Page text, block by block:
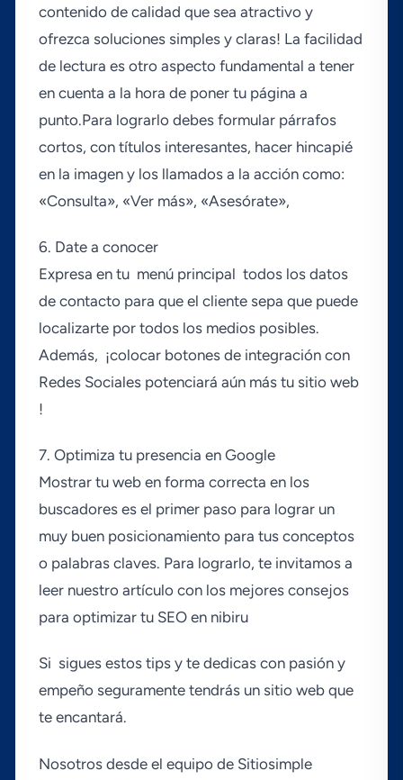
contenido de calidad que sea atractivo y
ofrezca soluciones simples y claras! La facilidad
de lectura es otro aspecto fundamental a tener
en cuenta a la hora de poner tu página a
punto.Para lograrlo debes formular párrafos
cortos, con tí­tulos interesantes, hacer hincapié
en la imagen y los llamados a la acción como:
«Consulta», «Ver más», «Asesórate»,
6. Date a conocer
Expresa en tu menú principal todos los datos
de contacto para que el cliente sepa que puede
localizarte por todos los medios posibles.
Además, ¡colocar botones de integración con
Redes Sociales potenciará aún más tu sitio web
!
7. Optimiza tu presencia en Google
Mostrar tu web en forma correcta en los
buscadores es el primer paso para lograr un
muy buen posicionamiento para tus conceptos
o palabras claves. Para lograrlo, te invitamos a
leer nuestro artí­culo con los mejores consejos
para optimizar tu SEO en nibiru
Si sigues estos tips y te dedicas con pasión y
empeño seguramente tendrás un sitio web que
te encantará.
Nosotros desde el equipo de Sitiosimple